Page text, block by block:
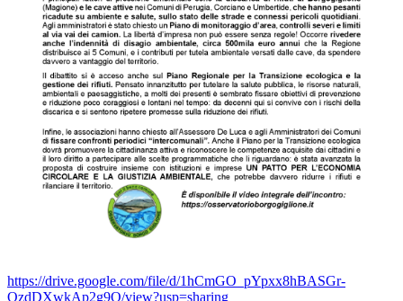
https://drive.google.com/file/d/1hCmGO_pYpxx8hBASGr-
QzdDXwkAp2g9Q/view?usp=sharing